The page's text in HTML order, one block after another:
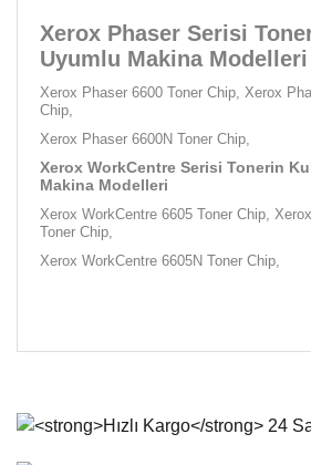
Xerox Phaser Serisi
Uyumlu Makina Modelleri
Xerox Phaser 6600 Toner Chip, Xerox
Chip,
Xerox Phaser 6600N Toner Chip,
Xerox WorkCentre Serisi Tonerin
Makina Modelleri
Xerox WorkCentre 6605 Toner Chip,
Toner Chip,
Xerox WorkCentre 6605N Toner Chip,
Bu ürünün fiyat bilgisi, resim, ürün
Görüş ve önerileriniz için teşekkür